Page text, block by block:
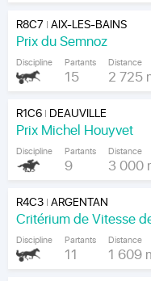
R8C7 |AIX-LES-BAINS
Prix du Semnoz
Discipline Partants
15
Distance
2 725
R1C6| DEAUVILLE
Prix Michel Houyvet
Discipline Partants
9
Distance
3 000
R4C3|ARGENTAN
Critérium de Vitesse
Discipline Partants
11
Distance
1 609